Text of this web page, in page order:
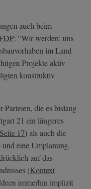
auch beim
: "Wir werden: uns
im Land
Projekte aktiv
konstruktiv
die es bislang
21 ein längeres
Seite 17) als auch die
eine Umplanung.
auf das
(Kontext
immerhin implizit